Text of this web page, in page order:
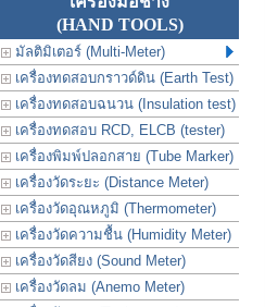
(HAND TOOLS)
มัลติมิเตอร์ (Multi-Meter)
เครื่องทดสอบกราวด์ดิน (Earth Test)
เครื่องทดสอบฉนวน (Insulation test)
เครื่องทดสอบ RCD, ELCB (tester)
เครื่องพิมพ์ปลอกสาย (Tube Marker)
เครื่องวัดระยะ (Distance Meter)
เครื่องวัดอุณหภูมิ (Thermometer)
เครื่องวัดความชื้น (Humidity Meter)
เครื่องวัดสียง (Sound Meter)
เครื่องวัดลม (Anemo Meter)